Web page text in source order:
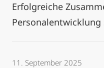
Erfolgreiche
11. September 2025